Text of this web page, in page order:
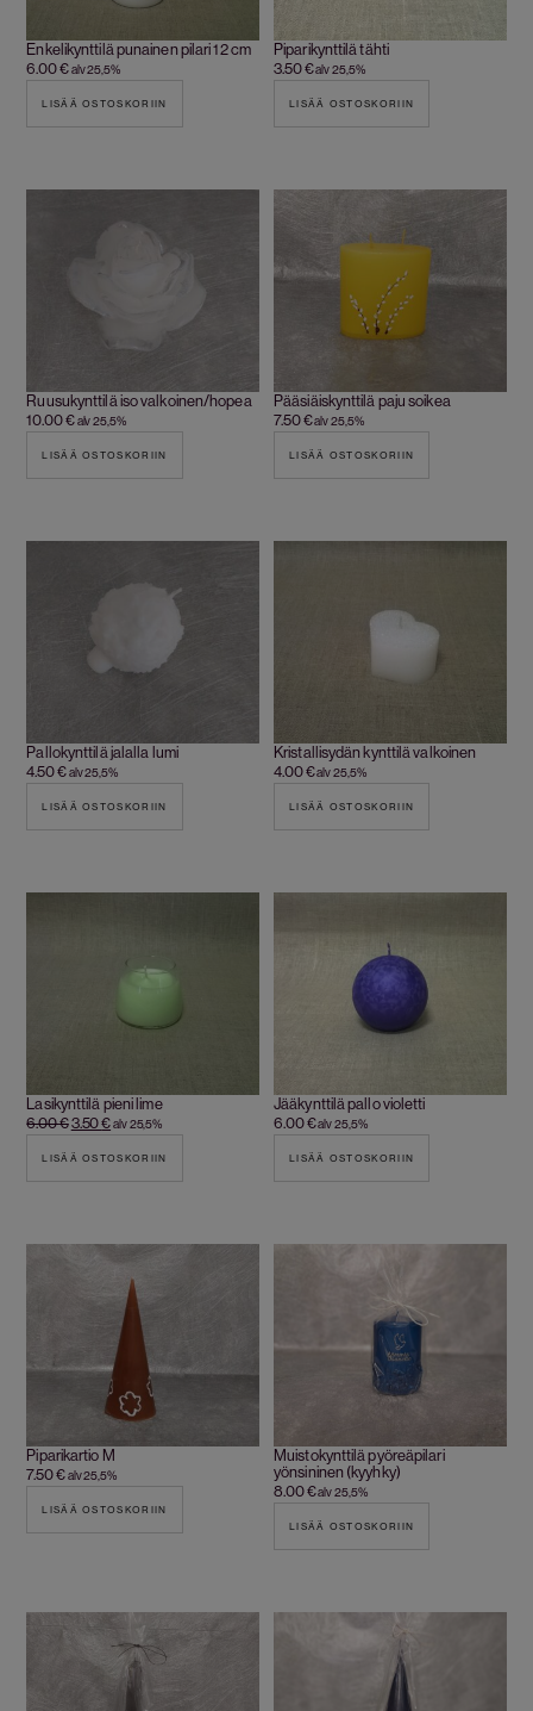
Enkelikynttilä punainen pilari 12 cm
6.00€alv 25,5%
LISÄÄ OSTOSKORIIN
Piparikynttilä tähti
3.50€alv 25,5%
LISÄÄ OSTOSKORIIN
Ruusukynttilä iso valkoinen/hopea
10.00€alv 25,5%
LISÄÄ OSTOSKORIIN
Pääsiäiskynttilä paju soikea
7.50€alv 25,5%
LISÄÄ OSTOSKORIIN
Pallokynttilä jalalla lumi
4.50€alv 25,5%
LISÄÄ OSTOSKORIIN
Kristallisydän kynttilä valkoinen
4.00€alv 25,5%
LISÄÄ OSTOSKORIIN
Lasikynttilä pieni lime
6.00€3.50€alv 25,5%
LISÄÄ OSTOSKORIIN
Jääkynttilä pallo violetti
6.00€alv 25,5%
LISÄÄ OSTOSKORIIN
Piparikartio M
7.50€alv 25,5%
LISÄÄ OSTOSKORIIN
Muistokynttilä pyöreäpilari
yönsininen (kyyhky)
8.00€alv 25,5%
LISÄÄ OSTOSKORIIN